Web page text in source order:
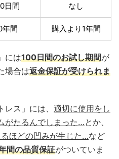
日間 なし
年間 購入より1年間
には100日間のお試し期間が
場合は返金保証が受けられま
ス」には、 適切に使用をし
がたるんでしまった…とか、
ほどの凹みが生じた…など
間の品質保証がついていま